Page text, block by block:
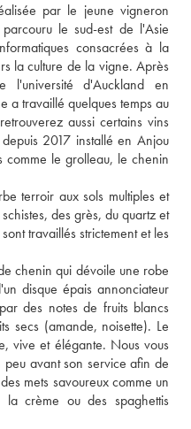
par le jeune vigneron
le sud-est de l'Asie
consacrées à la
la culture de la vigne. Après
d'Auckland en
a travaillé quelques temps au
aussi certains vins
2017 installé en Anjou
comme le grolleau, le chenin
terroir aux sols multiples et
des grès, du quartz et
travaillés strictement et les
chenin qui dévoile une robe
disque épais annonciateur
des notes de fruits blancs
secs (amande, noisette). Le
vive et élégante. Nous vous
avant son service afin de
mets savoureux comme un
la crème ou des spaghettis